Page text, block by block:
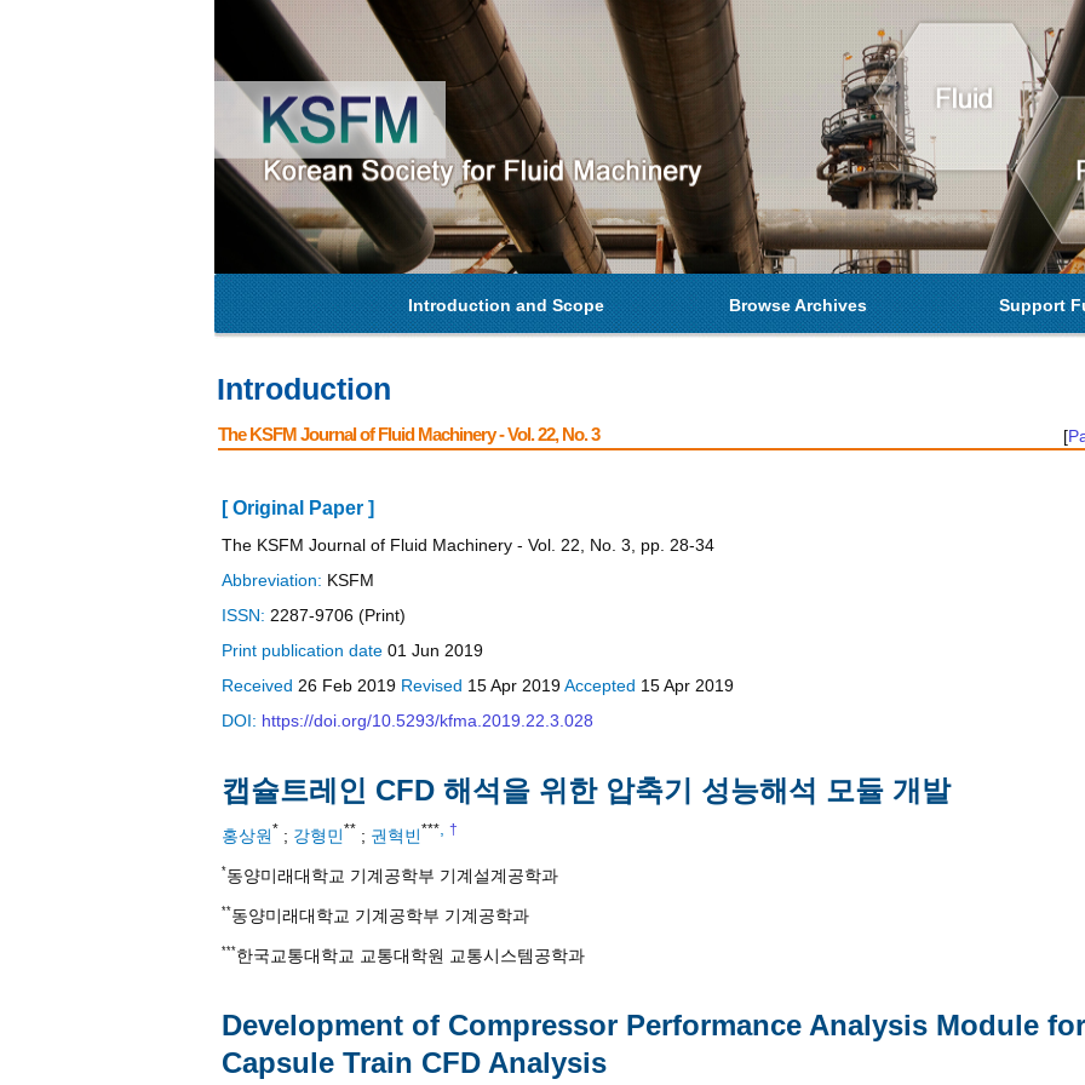
Introduction and Scope Browse Archives Support
Introduction
The KSFM Journal of Fluid Machinery - Vol. 22, No. 3 [
[ Original Paper ]
The KSFM Journal of Fluid Machinery - Vol. 22, No. 3, pp. 28-34
Abbreviation: KSFM
ISSN: 2287-9706 (Print)
Print publication date 01 Jun 2019
Received 26 Feb 2019 Revised 15 Apr 2019Accepted 15 Apr 2019
DOI: https://doi.org/10.5293/kfma.2019.22.3.028
캡슐트레인 CFD 해석을 위한 압축기 성능해석 모듈 개발
홍상원* ; 강형민** ; 권혁빈*** †
*동양미래대학교 기계공학부 기계설계공학과
**동양미래대학교 기계공학부 기계공학과
***한국교통대학교 교통대학원 교통시스템공학과
Development of Compressor Performance Analysis Module for
Capsule Train CFD Analysis